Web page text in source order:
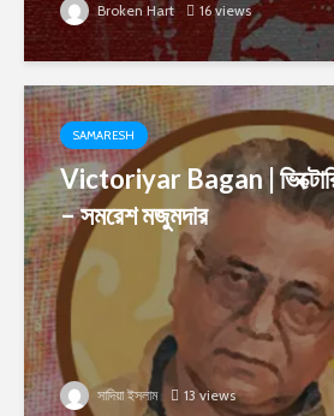
Broken Hart 16 views
SAMARESH
Victoriyar Bagan |
– সমরেশ মজুমদার
সাদিয়া ইসলাম 13 views